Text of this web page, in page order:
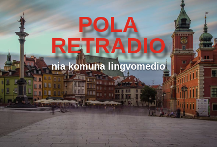
POLA
RETRADIO
nia komuna lingvomedio